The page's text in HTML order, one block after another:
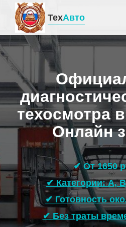
ТехАвто
техосмотра
Онлайн
✔ От 1650
✔ Категории: A,
✔ Готовность
✔ Без траты